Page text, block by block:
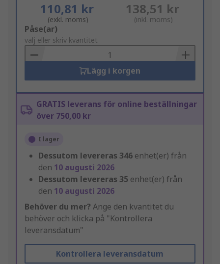
110,81 kr
(exkl. moms)
138,51 kr
(inkl. moms)
Add
to
Basket
Påse(ar)
välj eller skriv kvantitet
Lägg i korgen
GRATIS leverans för online beställningar
över 750,00 kr
I lager
Dessutom levereras 346 enhet(er) från
den 10 augusti 2026
Dessutom levereras 35 enhet(er) från
den 10 augusti 2026
Behöver du mer? Ange den kvantitet du
behöver och klicka på "Kontrollera
leveransdatum"
Kontrollera leveransdatum